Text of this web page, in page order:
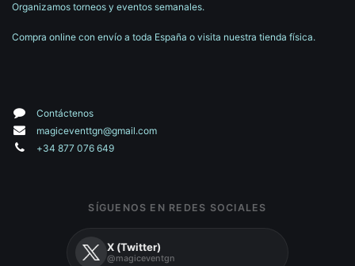
Organizamos torneos y eventos semanales.
Compra online con envío a toda España o visita nuestra tienda física.
Contáctenos
magiceventtgn@gmail.com
+34 877 076 649
SÍGUENOS EN REDES SOCIALES
X (Twitter)
@magiceventgn